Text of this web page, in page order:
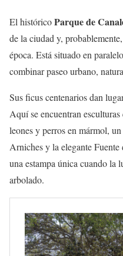
El históricoParque de
de la ciudad y,
época. Está situado en
combinar paseo urbano,
Sus ficus centenarios dan
Aquí se encuentran
leones y perros en mármol,
Arniches y la elegante
una estampa única cuando la
arbolado.